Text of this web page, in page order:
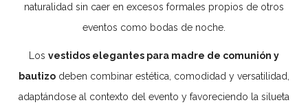
naturalidad sin caer en excesos formales propios de otros
eventos como bodas de noche.
Los vestidos elegantes para madre de comunión y
bautizo deben combinar estética, comodidad y versatilidad,
adaptándose al contexto del evento y favoreciendo la silueta